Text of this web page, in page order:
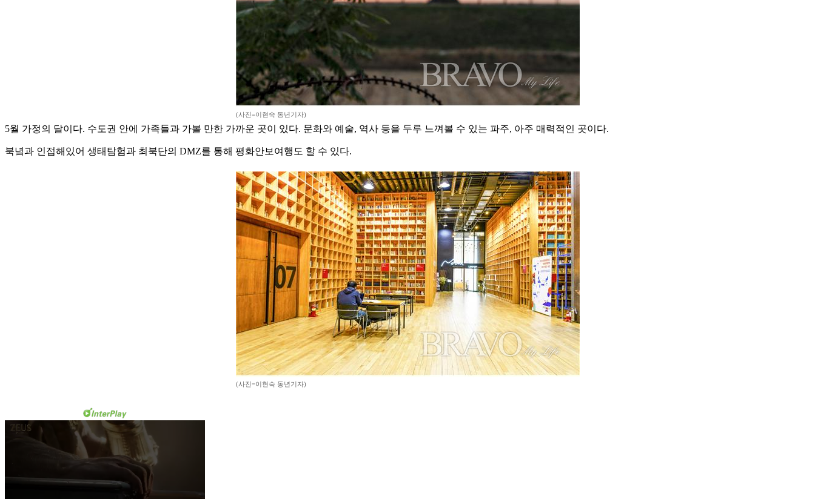
(사진=이현숙 동년기자)
5월 가정의 달이다. 수도권 안에 가족들과 가볼 만한 가까운 곳이 있다. 문화와 예술, 역사 등을 두루 느껴볼 수 있는 파주, 아주 매력적인 곳이다.
북녘과 인접해있어 생태탐험과 최북단의 DMZ를 통해 평화안보여행도 할 수 있다.
(사진=이현숙 동년기자)